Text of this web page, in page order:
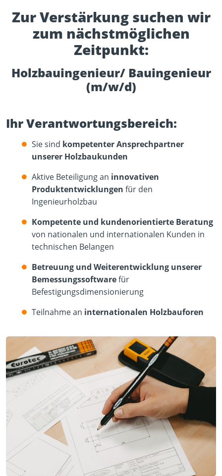
Zur Verstärkung suchen wir
zum nächstmöglichen
Zeitpunkt:
Holzbauingenieur/ Bauingenieur
(m/w/d)
Ihr Verantwortungsbereich:
Sie sind kompetenter Ansprechpartner
unserer Holzbaukunden
Aktive Beteiligung an innovativen
Produktentwicklungen für den
Ingenieurholzbau
Kompetente und kundenorientierte Beratung
von nationalen und internationalen Kunden in
technischen Belangen
Betreuung und Weiterentwicklung unserer
Bemessungssoftwarefür
Befestigungsdimensionierung
Teilnahme an internationalen Holzbauforen